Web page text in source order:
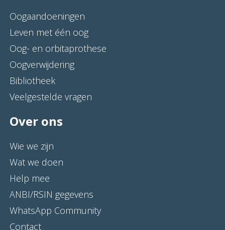
Oogaandoeningen
Leven met één oog
Oog- en orbitaprothese
Oogverwijdering
Bibliotheek
Veelgestelde vragen
Over ons
Wie we zijn
Wat we doen
Help mee
ANBI/RSIN gegevens
WhatsApp Community
Contact